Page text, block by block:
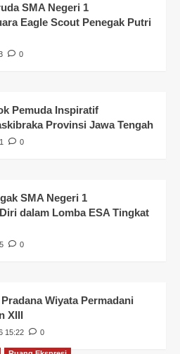
SMA Negeri 1
Eagle Scout Penegak Putri
0
Pemuda Inspiratif
Provinsi Jawa Tengah
0
SMA Negeri 1
dalam Lomba ESA Tingkat
0
Wiyata Permadani
XIII
15:22 0